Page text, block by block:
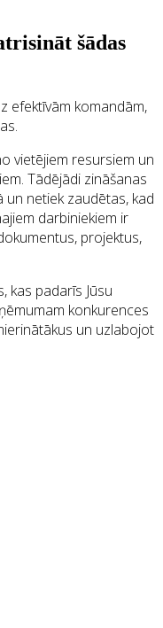
šādas
efektīvām komandām,
vietējiem resursiem un
Tādējādi zināšanas
netiek zaudētas, kad
darbiniekiem ir
projektus,
kas padarīs Jūsu
konkurences
un uzlabojot